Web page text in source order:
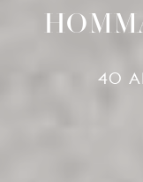
40